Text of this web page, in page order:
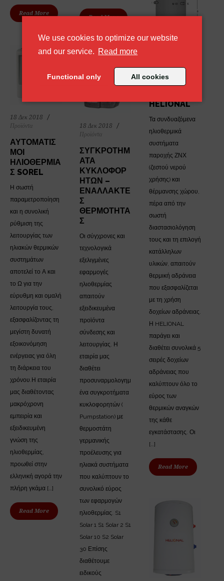
We use cookies to optimize our website
and our service. Read moreabout our cookie policy
Functional only All cookies
Read More
Read More
Προϊόντα
ΔΟΧΕΊΑ
HELIONAL
Τα συνδυαζόμενα
ηλιοθερμικά
συστήματα
παροχής ΖΝΧ
(ζεστού νερού
χρήσης) και
θέρμανσης χώρου,
πέρα από την
σωστή
διαστασιολόγηση
τους και τη επιλογή
κατάλληλων
υλικών, απαιτούν
θερμική αδράνεια
που εξασφαλίζεται
με τη χρήση
δοχείων αδράνειας.
Η HELIONAL
παράγει και
διαθέτει συνολικά 5
σειρές δοχείων
αδράνειας που
καλύπτουν όλο το
εύρος των
θερμικών αναγκών
της κάθε
εγκατάστασης. Οι
[…]
Read More
18 Δεκ 2018
Προϊόντα
ΑΥΤΟΜΑΤΙΣ
ΜΟΊ
ΗΛΙΟΘΕΡΜΊΑ
Σ SOREL
Η σωστή
παραμετροποίηση
και η συνολική
ρύθμιση της
λειτουργίας των
ηλιακών θερμικών
συστημάτων
αποτελεί το Α και
το Ω για την
εύρυθμη και ομαλή
λειτουργία τους,
εξασφαλίζοντας τη
μεγίστη δυνατή
εξοικονόμηση
ενέργειας για όλη
τη διάρκεια του
χρόνου.Η εταιρία
μας διαθέτοντας
μακρόχρονη
εμπειρία και
εξειδικευμένη
γνώση της
ηλιοθερμίας,
προωθεί στην
ελληνική αγορά την
πλήρη γκάμα […]
Read More
18 Δεκ 2018
Προϊόντα
ΣΥΓΚΡΟΤΉΜ
ΑΤΑ
ΚΥΚΛΟΦΟΡ
ΗΤΏΝ –
ΕΝΑΛΛΆΚΤΕ
Σ
ΘΕΡΜΌΤΗΤΑ
Σ
Οι σύγχρονες και
τεχνολογικά
εξελιγμένες
εφαρμογές
ηλιοθερμίας
απαιτούν
εξειδικευμένα
προϊόντα
σύνδεσης και
λειτουργίας. Η
εταιρία μας
διαθέτει
προσυναρμολογημ
ένα συγκροτήματα
κυκλοφορητών (
Pumpstation) με
θερμοστάτη
γερμανικής
προέλευσης για
ηλιακά συστήματα
που καλύπτουν το
συνολικό εύρος
των εφαρμογών
ηλιοθερμίας. S1
Solar 1 S1 Solar 2 S1
Solar 10 S2 Solar
30 Επίσης
διαθέτουμε
ειδικούς